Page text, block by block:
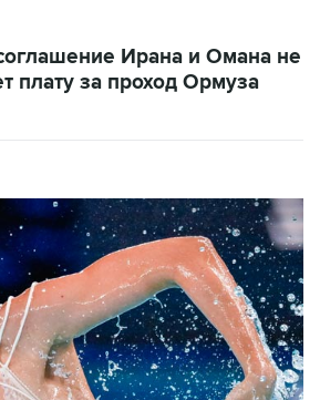
Ирана и Омана не
плату за проход Ормуза